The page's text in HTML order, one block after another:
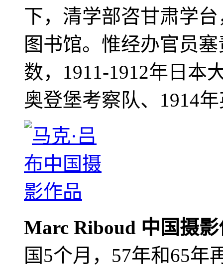
下，清学部咨甘肃学
图书馆。惟经办官员
数，1911-1912年日本
奥登堡考察队、1914
Marc Riboud 中国摄
国5个月，57年和65年